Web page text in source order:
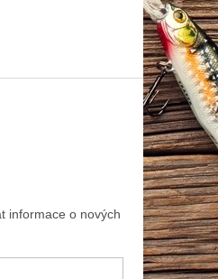
informace o nových